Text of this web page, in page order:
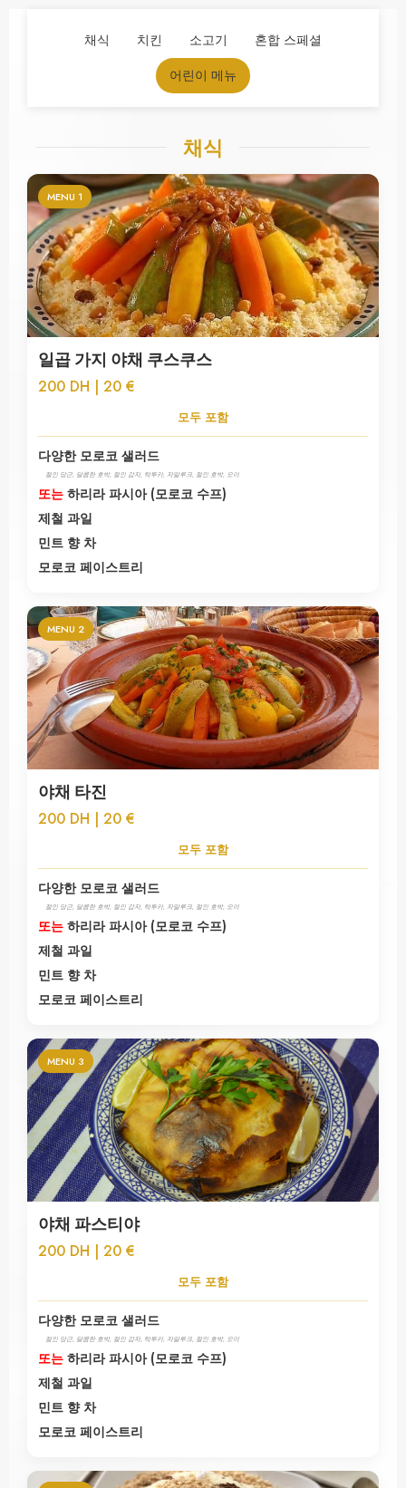
채식 치킨 소고기
혼합 스페셜
어린이 메뉴
채식
MENU 1
일곱 가지 야채 쿠스쿠스
200 DH | 20 €
모두 포함
다양한 모로코 샐러드
절인 당근, 달콤한 호박, 절인 감자, 탁투카, 자알루크, 절인 호박, 오이
또는 하리라 파시아 (모로코 수프)
제철 과일
민트 향 차
모로코 페이스트리
MENU 2
야채 타진
200 DH | 20 €
모두 포함
다양한 모로코 샐러드
절인 당근, 달콤한 호박, 절인 감자, 탁투카, 자알루크, 절인 호박, 오이
또는 하리라 파시아 (모로코 수프)
제철 과일
민트 향 차
모로코 페이스트리
MENU 3
야채 파스티야
200 DH | 20 €
모두 포함
다양한 모로코 샐러드
절인 당근, 달콤한 호박, 절인 감자, 탁투카, 자알루크, 절인 호박, 오이
또는 하리라 파시아 (모로코 수프)
제철 과일
민트 향 차
모로코 페이스트리